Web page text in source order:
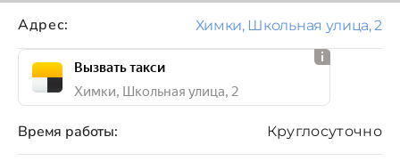
Время работы: Круглосуточно
Адрес: Химки, Школьная улица, 2
Вызвать такси
Химки, Школьная улица, 2